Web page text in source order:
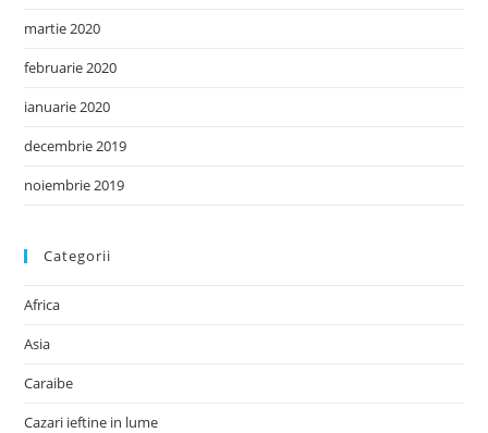
martie 2020
februarie 2020
ianuarie 2020
decembrie 2019
noiembrie 2019
Categorii
Africa
Asia
Caraibe
Cazari ieftine in lume